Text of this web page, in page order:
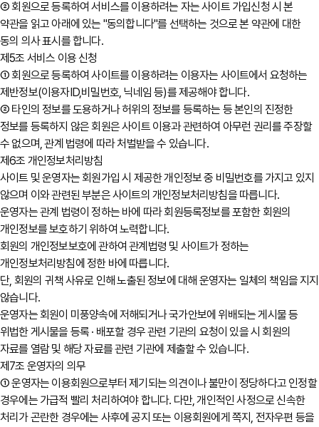
② 회원으로 등록하여 서비스를 이용하려는 자는 사이트 가입신청 시 본
약관을 읽고 아래에 있는 "동의합니다"를 선택하는 것으로 본 약관에 대한
동의 의사 표시를 합니다.
제5조 서비스 이용 신청
① 회원으로 등록하여 사이트를 이용하려는 이용자는 사이트에서 요청하는
제반정보(이용자ID,비밀번호, 닉네임 등)를 제공해야 합니다.
② 타인의 정보를 도용하거나 허위의 정보를 등록하는 등 본인의 진정한
정보를 등록하지 않은 회원은 사이트 이용과 관련하여 아무런 권리를 주장할
수 없으며, 관계 법령에 따라 처벌받을 수 있습니다.
제6조 개인정보처리방침
사이트 및 운영자는 회원가입 시 제공한 개인정보 중 비밀번호를 가지고 있지
않으며 이와 관련된 부분은 사이트의 개인정보처리방침을 따릅니다.
운영자는 관계 법령이 정하는 바에 따라 회원등록정보를 포함한 회원의
개인정보를 보호하기 위하여 노력합니다.
회원의 개인정보보호에 관하여 관계법령 및 사이트가 정하는
개인정보처리방침에 정한 바에 따릅니다.
단, 회원의 귀책 사유로 인해 노출된 정보에 대해 운영자는 일체의 책임을 지지
않습니다.
운영자는 회원이 미풍양속에 저해되거나 국가안보에 위배되는 게시물 등
위법한 게시물을 등록 · 배포할 경우 관련 기관의 요청이 있을 시 회원의
자료를 열람 및 해당 자료를 관련 기관에 제출할 수 있습니다.
제7조 운영자의 의무
① 운영자는 이용회원으로부터 제기되는 의견이나 불만이 정당하다고 인정할
경우에는 가급적 빨리 처리하여야 합니다. 다만, 개인적인 사정으로 신속한
처리가 곤란한 경우에는 사후에 공지 또는 이용회원에게 쪽지, 전자우편 등을